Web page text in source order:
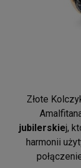
Złote
jubilerskiej,
harmonii